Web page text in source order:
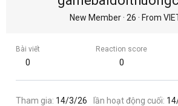
New Member· 26 · From
Bài viết
0
Reaction score
0
Tham gia 14/3/26 lần hoạt động cuối